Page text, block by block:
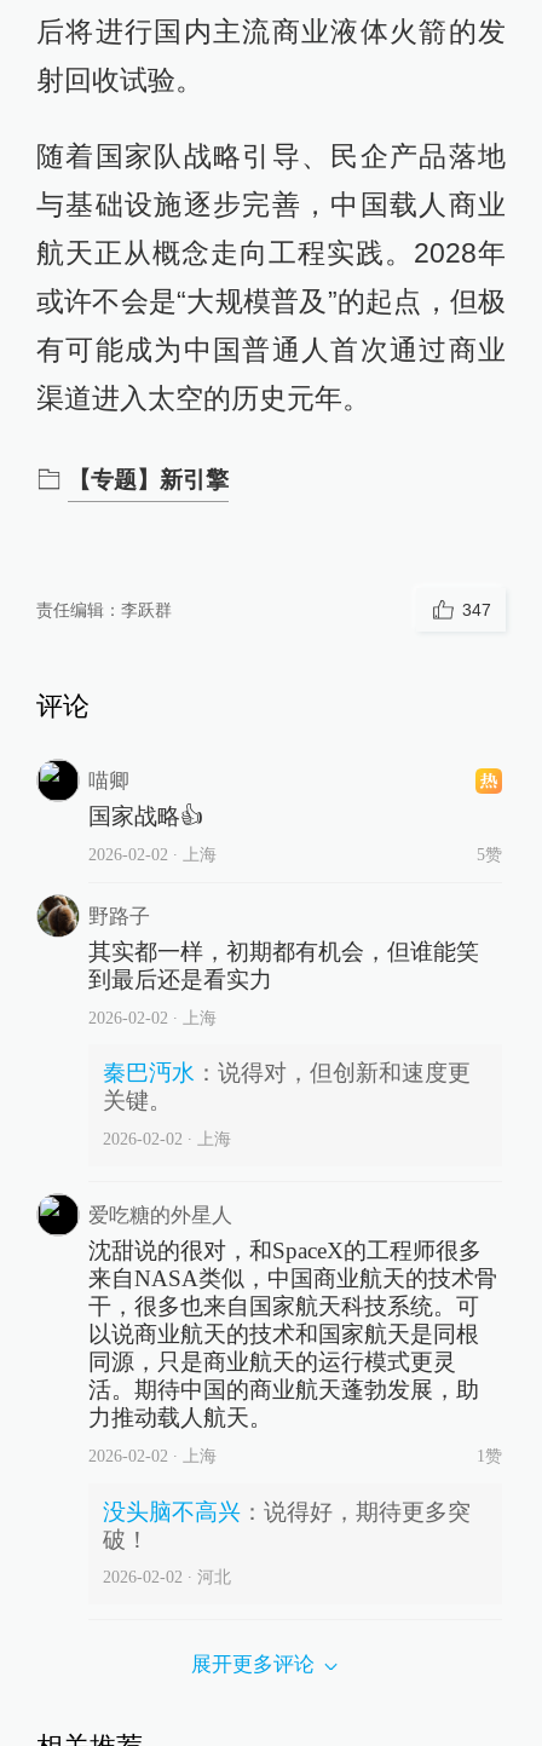
后将进行国内主流商业液体火箭的发
射回收试验。
随着国家队战略引导、民企产品落地
与基础设施逐步完善，中国载人商业
航天正从概念走向工程实践。2028年
或许不会是“大规模普及”的起点，但极
有可能成为中国普通人首次通过商业
渠道进入太空的历史元年。
【专题】新引擎
责任编辑： 李跃群 347
评论
喵卿
国家战略👍
2026-02-02 ∙ 上海 5赞
野路子
其实都一样，初期都有机会，但谁能笑
到最后还是看实力
2026-02-02 ∙ 上海
秦巴沔水 ： 说得对，但创新和速度更
关键。
2026-02-02 ∙ 上海
爱吃糖的外星人
沈甜说的很对，和SpaceX的工程师很多
来自NASA类似，中国商业航天的技术骨
干，很多也来自国家航天科技系统。可
以说商业航天的技术和国家航天是同根
同源，只是商业航天的运行模式更灵
活。期待中国的商业航天蓬勃发展，助
力推动载人航天。
2026-02-02 ∙ 上海 1赞
没头脑不高兴： 说得好，期待更多突
破！
2026-02-02 ∙ 河北
展开更多评论